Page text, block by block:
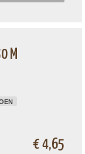
M
€ 4,65